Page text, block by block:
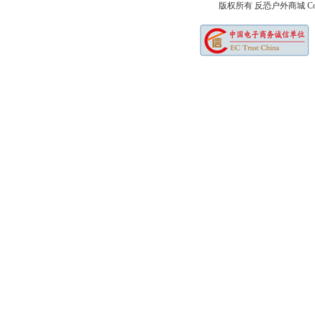
版权所有 反恐户外商城